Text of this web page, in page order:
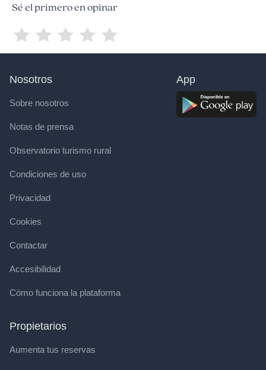
Sé el primero en opinar
Nosotros
Sobre nosotros
Notas de prensa
Observatorio turismo rural
Condiciones de uso
Privacidad
Cookies
Contactar
Accesibilidad
Cómo funciona la plataforma
Propietarios
Aumenta tus reservas
App